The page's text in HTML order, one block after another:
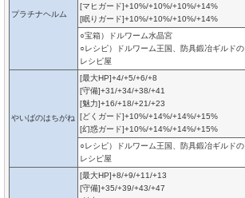
プラチナヘルム
[マヒガード]+10%/+10%/+10%/+14%
[眠りガード]+10%/+10%/+10%/+14%
○宝箱）ドルワーム水晶宮
○レシピ）ドルワーム王国、防具鍛冶ギルドの
レシピ屋
やいばのはちがね
[最大HP]+4/+5/+6/+8
[守備]+31/+34/+38/+41
[魅力]+16/+18/+21/+23
[どくガード]+10%/+14%/+14%/+15%
[幻惑ガード]+10%/+14%/+14%/+15%
○レシピ）ドルワーム王国、防具鍛冶ギルドの
レシピ屋
[最大HP]+8/+9/+11/+13
[守備]+35/+39/+43/+47